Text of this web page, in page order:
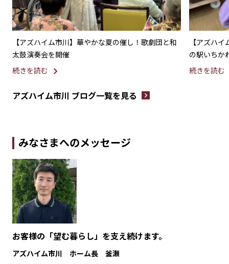
【アズハイム市川】華やかな夏の催し！歌劇団と和
太鼓演奏会を開催
続きを読む
【アズハ
の駅いちか
続きを読む
アズハイム市川 ブログ一覧を見る
みなさまへのメッセージ
お客様の「望む暮らし」を支え続けます。
アズハイム市川 ホーム長 釜瀬